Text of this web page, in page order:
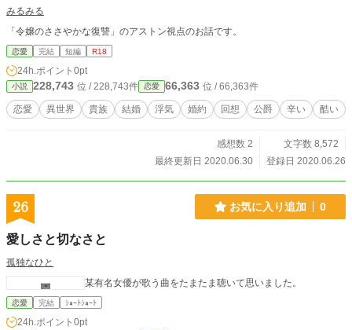
刈りも七年間続けて来ました。 六十年のキャリアで店を経営
してきました。 弟子も二十人育て世に送り出し 現在一人で中
野区松が丘で一人で経営しています。 https://rescuex.jp/proje
みるみる
「令嬢のささやかな復讐」のアストン視点のお話です。
恋愛 完結 短編 R18
24h.ポイント 0pt
小説 228,743 位 / 228,743件 恋愛 66,363 位 / 66,363件
恋愛 異世界 貴族 結婚 浮気 婚約 回想 公爵 辛い 酷い
感想数 2
文字数 8,572
最終更新日 2020.06.30
登録日 2020.06.26
26 お気に入り追加 0
愛しさと切なさと
孤独なひと
某有名女優が歌う曲をたまたま聴いて思いました。
恋愛 完結 ｼｮｰﾄｼｮｰﾄ
24h.ポイント 0pt